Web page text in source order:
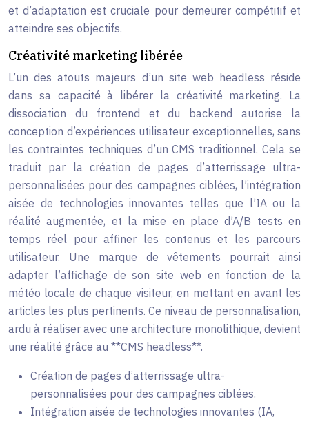
et d’adaptation est cruciale pour demeurer compétitif et
atteindre ses objectifs.
Créativité marketing libérée
L’un des atouts majeurs d’un site web headless réside
dans sa capacité à libérer la créativité marketing. La
dissociation du frontend et du backend autorise la
conception d’expériences utilisateur exceptionnelles, sans
les contraintes techniques d’un CMS traditionnel. Cela se
traduit par la création de pages d’atterrissage ultra-
personnalisées pour des campagnes ciblées, l’intégration
aisée de technologies innovantes telles que l’IA ou la
réalité augmentée, et la mise en place d’A/B tests en
temps réel pour affiner les contenus et les parcours
utilisateur. Une marque de vêtements pourrait ainsi
adapter l’affichage de son site web en fonction de la
météo locale de chaque visiteur, en mettant en avant les
articles les plus pertinents. Ce niveau de personnalisation,
ardu à réaliser avec une architecture monolithique, devient
une réalité grâce au **CMS headless**.
Création de pages d’atterrissage ultra-
personnalisées pour des campagnes ciblées.
Intégration aisée de technologies innovantes (IA,